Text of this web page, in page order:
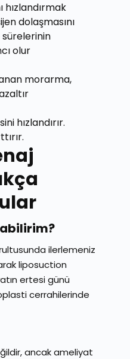
hızlandırmak
dolaşmasını
olur
morarma,
hızlandırır.
ilerlemeniz
liposuction
ertesi günü
cerrahilerinde
ancak ameliyat